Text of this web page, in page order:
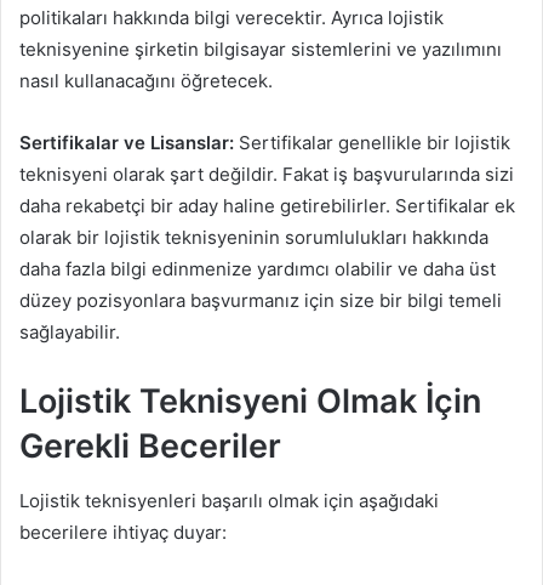
politikaları hakkında bilgi verecektir. Ayrıca lojistik
teknisyenine şirketin bilgisayar sistemlerini ve yazılımını
nasıl kullanacağını öğretecek.
Sertifikalar ve Lisanslar: Sertifikalar genellikle bir lojistik
teknisyeni olarak şart değildir. Fakat iş başvurularında sizi
daha rekabetçi bir aday haline getirebilirler. Sertifikalar ek
olarak bir lojistik teknisyeninin sorumlulukları hakkında
daha fazla bilgi edinmenize yardımcı olabilir ve daha üst
düzey pozisyonlara başvurmanız için size bir bilgi temeli
sağlayabilir.
Lojistik Teknisyeni Olmak İçin
Gerekli Beceriler
Lojistik teknisyenleri başarılı olmak için aşağıdaki
becerilere ihtiyaç duyar: